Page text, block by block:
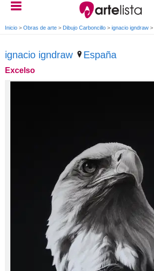
Inicio > Obras de arte > Dibujo Carboncillo > ignacio igndraw >
ignacio igndraw España
Excelso